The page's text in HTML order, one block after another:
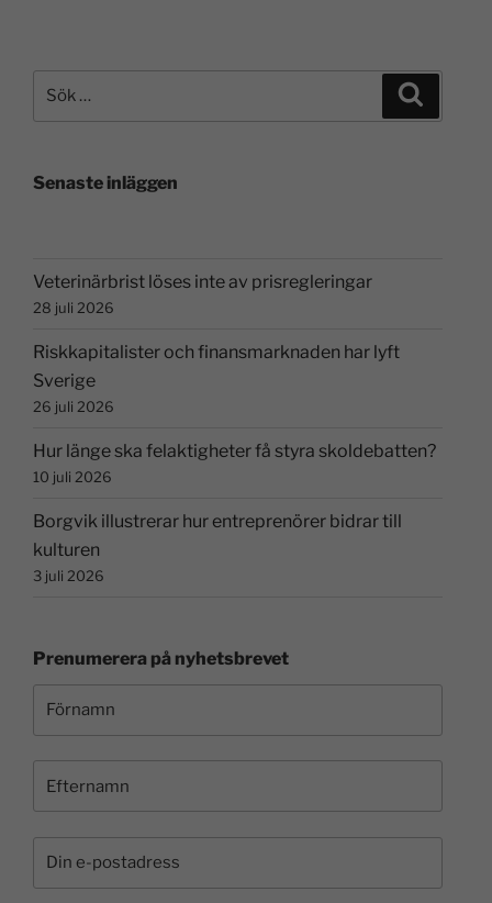
Senaste inläggen
Veterinärbrist löses inte av prisregleringar
28 juli 2026
Riskkapitalister och finansmarknaden har lyft
Sverige
26 juli 2026
Hur länge ska felaktigheter få styra skoldebatten?
10 juli 2026
Borgvik illustrerar hur entreprenörer bidrar till
kulturen
3 juli 2026
Prenumerera på nyhetsbrevet